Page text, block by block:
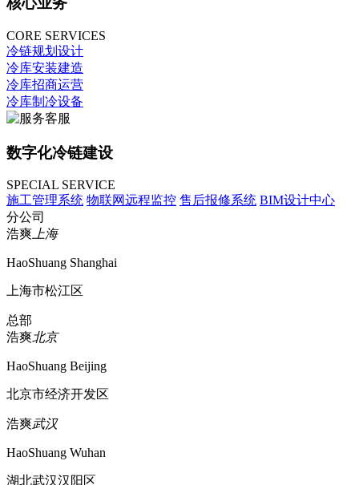
CORE SERVICES
冷链规划设计
冷库安装建造
冷库招商运营
冷库制冷设备
数字化冷链建设
SPECIAL SERVICE
施工管理系统 物联网远程监控 售后报修系统 BIM设计中心
分公司
浩爽上海
HaoShuang Shanghai
上海市松江区
总部
浩爽北京
HaoShuang Beijing
北京市经济开发区
浩爽武汉
HaoShuang Wuhan
湖北武汉汉阳区